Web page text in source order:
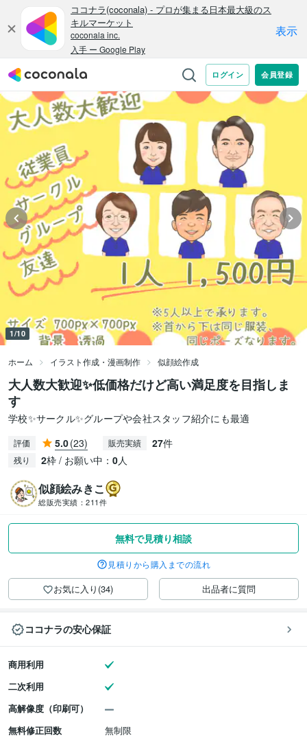
1/10
ホーム イラスト作成・漫画制作 似顔絵作成
大人数大歓迎✨低価格だけど高い満足度を目指しま
す
学校✨サークル✨グループや会社スタッフ紹介にも最適
評価 5.0(23) 販売実績 27件
残り 2枠 / お願い中： 0人
似顔絵みきこ
総販売実績： 211件
無料で見積り相談
見積りから購入までの流れ
お気に入り(34) 出品者に質問
ココナラの安心保証
商用利用
二次利用
高解像度（印刷可）
無料修正回数
無制限